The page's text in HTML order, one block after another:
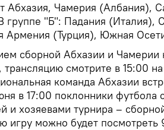
Абхазия, Чамерия (Албания),
группе "Б": Падания (Италия),
Армения (Турция), Южная
сборной Абхазии и Чамерии
смотрите в 15:00
команда Абхазии
в 17:00 поклонники футбола
и хозяевами турнира –
игру можно будет посмотреть